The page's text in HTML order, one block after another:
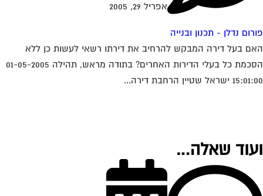
נדלן - תכנון ובנייה
אפריל 29, 2005
בעל דירה המבקש להרחיב את דירתו רשאי לעשות כן ללא
הסכמת כל בעלי הדירות האחרים? בתודה מראש, תהילה 01-05-2005
שטיין הרחבת דירה...
שאלה…